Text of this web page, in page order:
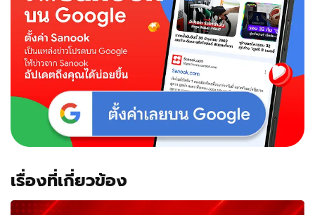
เรื่องที่เกี่ยวข้อง